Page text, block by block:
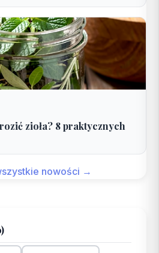
zioła? 8 praktycznych
nowości →